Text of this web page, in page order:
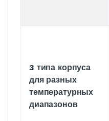
3 типа корпуса
для разных
температурных
диапазонов